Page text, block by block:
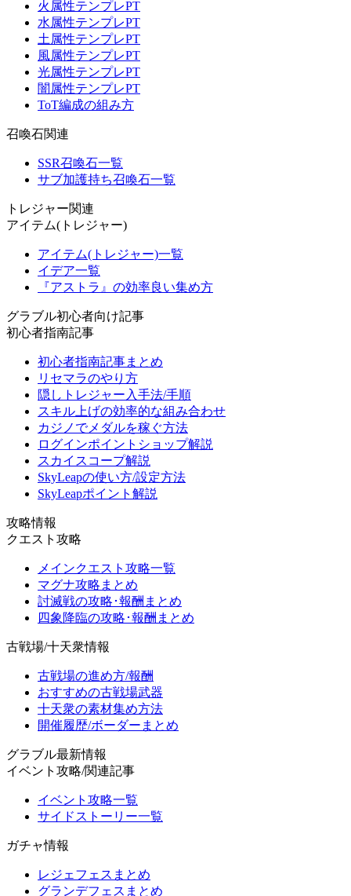
火属性テンプレPT
水属性テンプレPT
土属性テンプレPT
風属性テンプレPT
光属性テンプレPT
闇属性テンプレPT
ToT編成の組み方
召喚石関連
SSR召喚石一覧
サブ加護持ち召喚石一覧
トレジャー関連
アイテム(トレジャー)
アイテム(トレジャー)一覧
イデア一覧
『アストラ』の効率良い集め方
グラブル初心者向け記事
初心者指南記事
初心者指南記事まとめ
リセマラのやり方
隠しトレジャー入手法/手順
スキル上げの効率的な組み合わせ
カジノでメダルを稼ぐ方法
ログインポイントショップ解説
スカイスコープ解説
SkyLeapの使い方/設定方法
SkyLeapポイント解説
攻略情報
クエスト攻略
メインクエスト攻略一覧
マグナ攻略まとめ
討滅戦の攻略･報酬まとめ
四象降臨の攻略･報酬まとめ
古戦場/十天衆情報
古戦場の進め方/報酬
おすすめの古戦場武器
十天衆の素材集め方法
開催履歴/ボーダーまとめ
グラブル最新情報
イベント攻略/関連記事
イベント攻略一覧
サイドストーリー一覧
ガチャ情報
レジェフェスまとめ
グランデフェスまとめ